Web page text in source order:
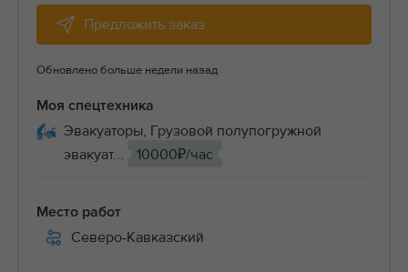
Предложить заказ
Обновлено больше недели назад
Моя спецтехника
Эвакуаторы, Грузовой полупогружной
эвакуат...
10000₽/час
Место работ
Северо-Кавказский